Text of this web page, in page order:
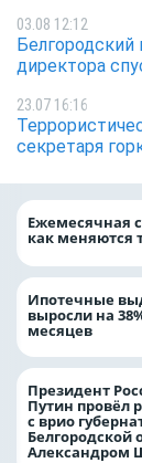
03.08 12:12
Белгородский
директора
23.07 16:16
секретаря
Ежемесячная
как меняются
Ипотечные
выросли на
месяцев
Президент
Путин провёл
с врио
Белгородской
Александром